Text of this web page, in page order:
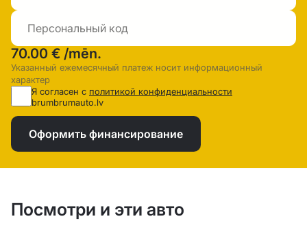
70.00 € /mēn.
Указанный ежемесячный платеж носит информационный
характер
Я согласен с политикой конфиденциальности
brumbrumauto.lv
Оформить финансирование
Посмотри и эти авто